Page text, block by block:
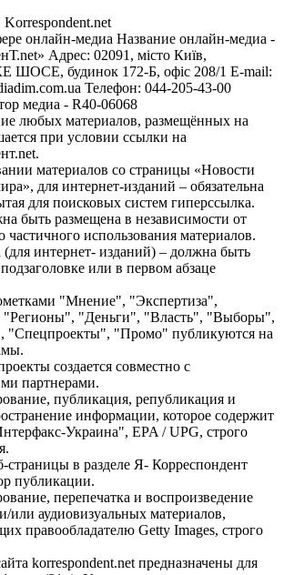
онлайн-медиа Название онлайн-медиа -
Адрес: 02091, місто Київ,
ШОСЕ, будинок 172-Б, офіс 208/1 E-mail:
Телефон: 044-205-43-00
медиа - R40-06068
любых материалов, размещённых на
при условии ссылки на
материалов со страницы «Новости
для интернет-изданий – обязательна
для поисковых систем гиперссылка.
быть размещена в независимости от
частичного использования материалов.
(для интернет- изданий) – должна быть
или в первом абзаце
"Мнение", "Экспертиза",
"Регионы", "Деньги", "Власть", "Выборы",
"Спецпроекты", "Промо" публикуются на
создается совместно с
партнерами.
публикация, републикация и
информации, которое содержит
Украина", EPA / UPG, строго
страницы в разделе Я- Корреспондент
публикации.
перепечатка и воспроизведение
или аудиовизуальных материалов,
правообладателю Getty Images, строго
korrespondent.net предназначены для